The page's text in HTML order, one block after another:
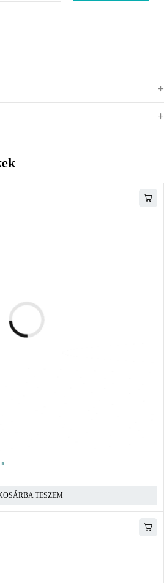
TESZEM